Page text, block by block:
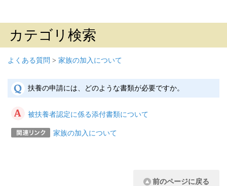
カテゴリ検索
よくある質問 > 家族の加入について
扶養の申請には、どのような書類が必要ですか。
被扶養者認定に係る添付書類について
家族の加入について
前のページに戻る